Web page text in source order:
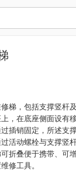
梯，包括支撑竖杆
，在底座侧面设有
插销固定，所述支
活动螺栓与支撑竖
折叠便于携带、可
修工具。